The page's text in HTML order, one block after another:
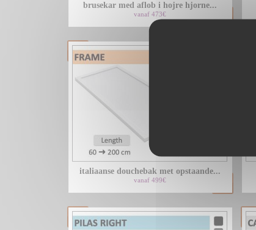
brusekar med aflob i hojre hjorne...
vanaf 473€
italiaanse douchebak met opstaande...
vanaf 499€